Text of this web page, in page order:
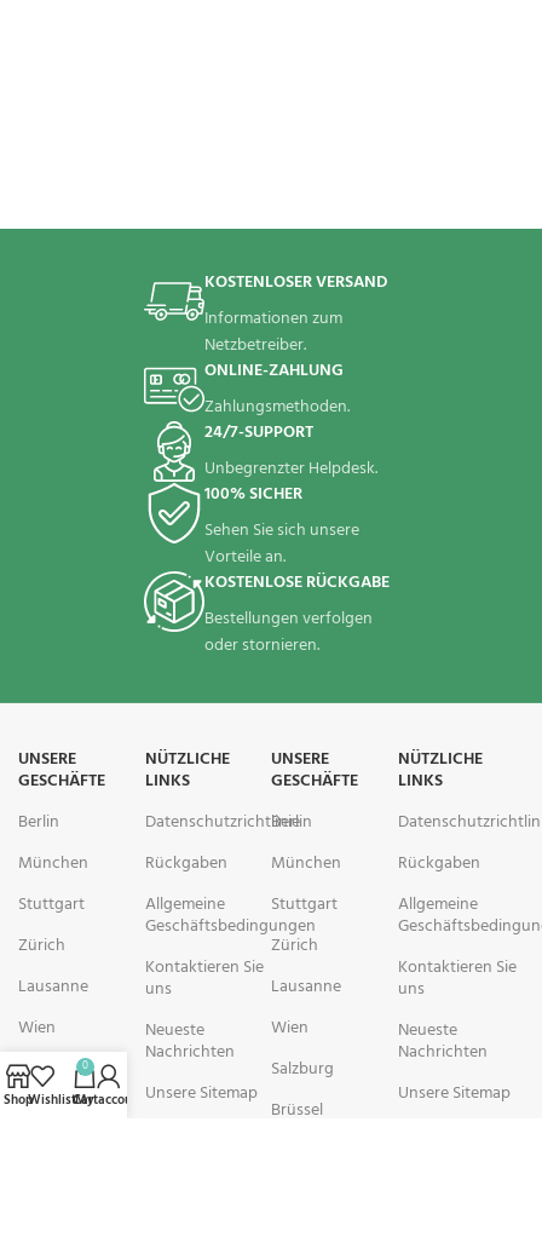
KOSTENLOSER VERSAND
Informationen zum
Netzbetreiber.
ONLINE-ZAHLUNG
Zahlungsmethoden.
24/7-SUPPORT
Unbegrenzter Helpdesk.
100% SICHER
Sehen Sie sich unsere
Vorteile an.
KOSTENLOSE RÜCKGABE
Bestellungen verfolgen
oder stornieren.
UNSERE
GESCHÄFTE
Berlin
München
Stuttgart
Zürich
Lausanne
Wien
Salzburg
Brüssel
NÜTZLICHE
LINKS
Datenschutzrichtlinie
Rückgaben
Allgemeine
Geschäftsbedingungen
Kontaktieren Sie
uns
Neueste
Nachrichten
Unsere Sitemap
UNSERE
GESCHÄFTE
Berlin
München
Stuttgart
Zürich
Lausanne
Wien
Salzburg
Brüssel
NÜTZLICHE
LINKS
Rückgaben
Allgemeine
Kontaktieren Sie
uns
Neueste
Nachrichten
Unsere Sitemap
ShopWishlist
0
Cart
My account